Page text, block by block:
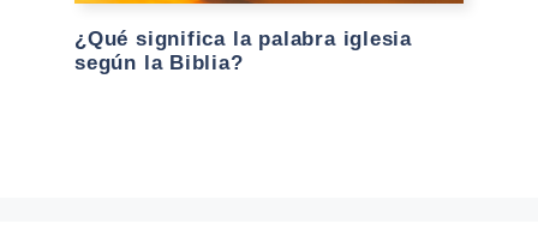
¿Qué significa la palabra iglesia
según la Biblia?